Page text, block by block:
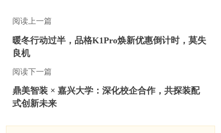
阅读上一篇
暖冬行动过半，品格K1Pro焕新优惠倒计时，莫失
良机
阅读下一篇
鼎美智装 × 嘉兴大学：深化校企合作，共探装配
式创新未来